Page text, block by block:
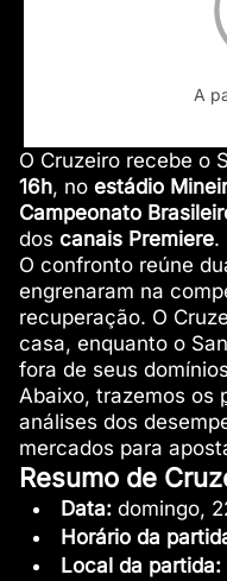
A
O Cruzeiro recebe o
16h, no estádio
Campeonato
dos canais Premiere.
O confronto reúne
engrenaram na
recuperação. O
casa, enquanto o
fora de seus
Abaixo, trazemos os
análises dos
mercados para
Resumo de
Data:domingo,
Horário da
Local da partida: